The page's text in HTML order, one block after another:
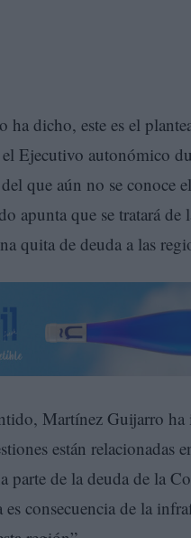
ha dicho, este es el
el Ejecutivo autonómico
que aún no se conoce
apunta que se tratará
quita de deuda a las
Martínez Guijarro
están relacionadas
parte de la deuda de la
consecuencia de la